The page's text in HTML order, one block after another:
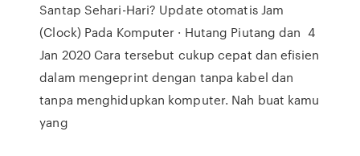
Santap Sehari-Hari? Update otomatis Jam
(Clock) Pada Komputer · Hutang Piutang dan 4
Jan 2020 Cara tersebut cukup cepat dan efisien
dalam mengeprint dengan tanpa kabel dan
tanpa menghidupkan komputer. Nah buat kamu
yang